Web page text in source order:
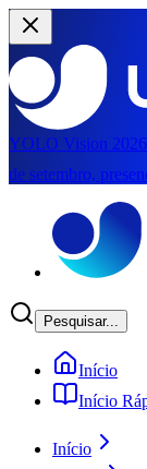
YOLO Vision
de setembro,
Pesquisar...
Início
Início
Início